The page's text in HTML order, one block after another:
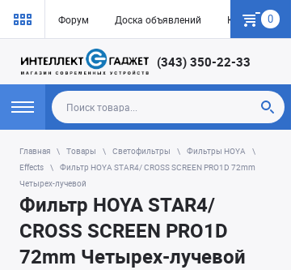
Форум Доска объявлений Как купить
0
(343) 350-22-33
Главная Товары Светофильтры
Фильтры HOYA
Effects
Фильтр HOYA STAR4/ CROSS SCREEN PRO1D 72mm
Четырех-лучевой
Фильтр HOYA STAR4/
CROSS SCREEN PRO1D
72mm Четырех-лучевой